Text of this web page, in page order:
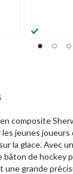
composite
jeunes
la glace. Avec
bâton de hockey
grande